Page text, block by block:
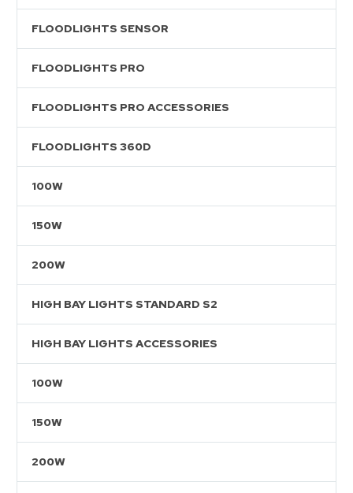
FLOODLIGHTS SENSOR
FLOODLIGHTS PRO
FLOODLIGHTS PRO ACCESSORIES
FLOODLIGHTS 360D
100W
150W
200W
HIGH BAY LIGHTS STANDARD S2
HIGH BAY LIGHTS ACCESSORIES
100W
150W
200W